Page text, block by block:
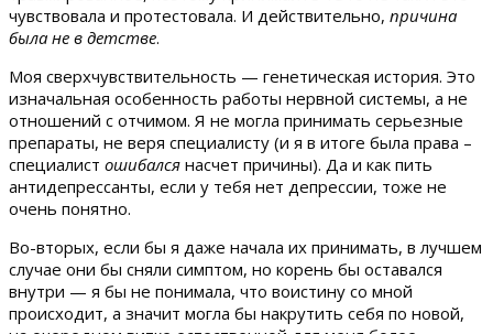
чувствовала и протестовала. И действительно, причина
была не в детстве.
Моя сверхчувствительность — генетическая история. Это
изначальная особенность работы нервной системы, а не
отношений с отчимом. Я не могла принимать серьезные
препараты, не веря специалисту (и я в итоге была права –
специалист ошибался насчет причины). Да и как пить
антидепрессанты, если у тебя нет депрессии, тоже не
очень понятно.
Во-вторых, если бы я даже начала их принимать, в лучшем
случае они бы сняли симптом, но корень бы оставался
внутри — я бы не понимала, что воистину со мной
происходит, а значит могла бы накрутить себя по новой,